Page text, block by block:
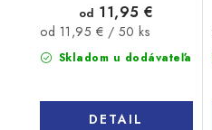
Skladom u dodávateľa
od 11,95 €
Jednotková
cena:
od 11,95 € / 50 ks
DETAIL